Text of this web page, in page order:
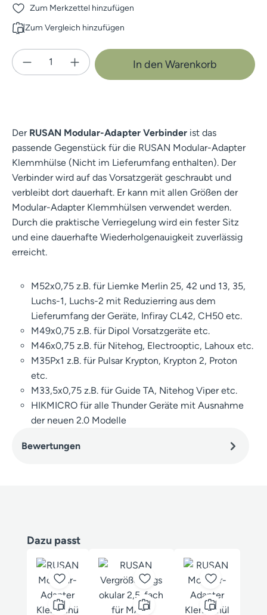
Zum Merkzettel hinzufügen
Zum Vergleich hinzufügen
Produkt Anzahl: Gib den gewünschten
In den Warenkorb
Der RUSAN Modular-Adapter Verbinder ist das
passende Gegenstück für die RUSAN Modular-Adapter
Klemmhülse (Nicht im Lieferumfang enthalten). Der
Verbinder wird auf das Vorsatzgerät geschraubt und
verbleibt dort dauerhaft. Er kann mit allen Größen der
Modular-Adapter Klemmhülsen verwendet werden.
Durch die praktische Verriegelung wird ein fester Sitz
und eine dauerhafte Wiederholgenauigkeit zuverlässig
erreicht.
M52x0,75 z.B. für Liemke Merlin 25, 42 und 13, 35,
Luchs-1, Luchs-2 mit Reduzierring aus dem
Lieferumfang der Geräte, Infiray CL42, CH50 etc.
M49x0,75 z.B. für Dipol Vorsatzgeräte etc.
M46x0,75 z.B. für Nitehog, Electrooptic, Lahoux etc.
M35Px1 z.B. für Pulsar Krypton, Krypton 2, Proton
etc.
M33,5x0,75 z.B. für Guide TA, Nitehog Viper etc.
HIKMICRO für alle Thunder Geräte mit Ausnahme
der neuen 2.0 Modelle
Bewertungen
Produktgalerie überspringen
Dazu passt